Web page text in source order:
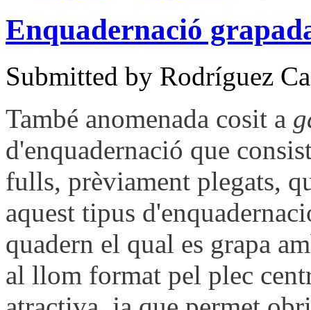
Enquadernació
Submitted by Rodríguez
També anomenada cosit a
d'enquadernació que
fulls, prèviament plegats,
aquest tipus
quadern el qual es grapa
al llom format pel plec